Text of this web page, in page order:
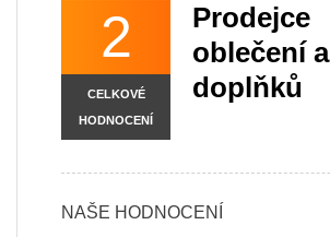
2
CELKOVÉ
HODNOCENÍ
Prodejce
oblečení a
doplňků
NAŠE HODNOCENÍ